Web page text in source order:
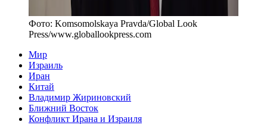
Фото: Komsomolskaya Pravda/Global Look
Press/www.globallookpress.com
Мир
Израиль
Иран
Китай
Владимир Жириновский
Ближний Восток
Конфликт Ирана и Израиля